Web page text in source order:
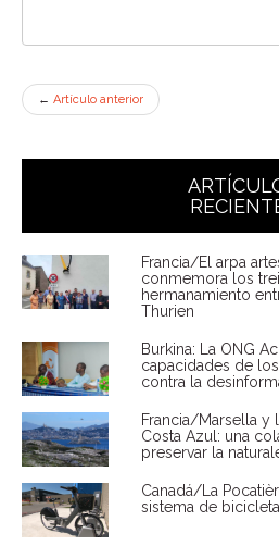
← Artículo anterior
Francia/El arpa
conmemora los
hermanamiento
Thurien
Burkina: La ONG
capacidades de
contra la
Francia/Marsella y
Costa Azul: una
preservar la
Canadá/La
sistema de